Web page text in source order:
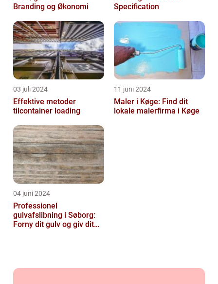
Branding og Økonomi
Specification
03 juli 2024
Effektive metoder
tilcontainer loading
11 juni 2024
Maler i Køge: Find dit
lokale malerfirma i Køge
04 juni 2024
Professionel
gulvafslibning i Søborg:
Forny dit gulv og giv dit